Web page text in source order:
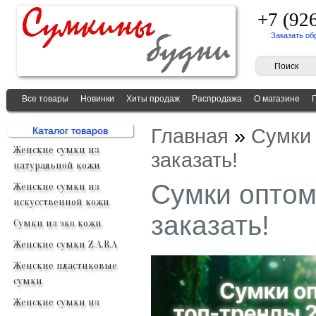
+7
Заказать
Все товары Новинки Хиты продаж Распродажа О магазине
Каталог товаров
Женские сумки из
натуральной кожи
Женские сумки из
искусственной кожи
Сумки из эко кожи
Женские сумки Z.A.R.A
Женские пластиковые
сумки
Женские сумки из
Главная » Сумки
заказать!
Сумки
заказать!